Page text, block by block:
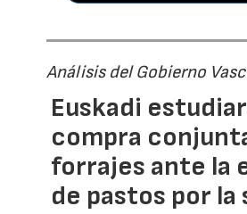
Análisis del Gobierno
Euskadi
compra
forrajes ante la
de pastos por la